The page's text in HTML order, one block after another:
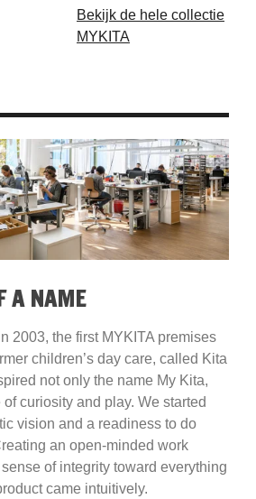
Bekijk de hele collectie
MYKITA
A NAME
2003, the first MYKITA premises
children’s day care, called Kita
not only the name My Kita,
curiosity and play. We started
vision and a readiness to do
an open-minded work
of integrity toward everything
came intuitively.